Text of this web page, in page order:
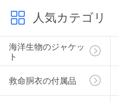
人気カテゴリ
海洋生物のジャケッ
ト
救命胴衣の付属品